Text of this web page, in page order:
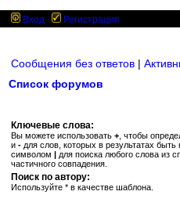
Вход Регистрация
Сообщения без ответов |
Список форумов
Ключевые слова:
Вы можете использовать + , чтобы
и - для слов, которых в результатах
символом | для поиска любого слова из
частичного совпадения.
Поиск по автору:
Используйте * в качестве шаблона.